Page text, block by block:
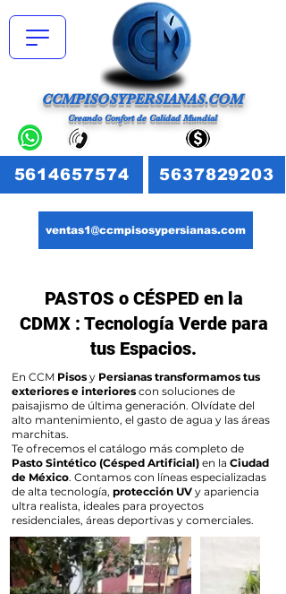
CCMPISOSYPERSIANAS.COM
Creando Confort de Calidad Mundial
5614657574 5637829203
ventas1@ccmpisosypersianas.com
PASTOS o CÉSPED en la
CDMX : Tecnología Verde para
tus Espacios.
En CCM Pisos y Persianas transformamos tus
exteriores e interiores con soluciones de
paisajismo de última generación. Olvídate del
alto mantenimiento, el gasto de agua y las áreas
marchitas.
Te ofrecemos el catálogo más completo de
Pasto Sintético (Césped Artificial) en la Ciudad
de México. Contamos con líneas especializadas
de alta tecnología, protección UV y apariencia
ultra realista, ideales para proyectos
residenciales, áreas deportivas y comerciales.